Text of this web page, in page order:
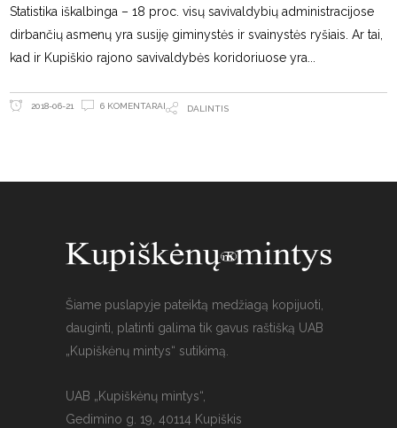
Statistika iškalbinga – 18 proc. visų savivaldybių administracijose
dirbančių asmenų yra susiję giminystės ir svainystės ryšiais. Ar tai,
kad ir Kupiškio rajono savivaldybės koridoriuose yra
2018-06-21 6 KOMENTARAI DALINTIS
Šiame puslapyje pateiktą medžiagą kopijuoti,
dauginti, platinti galima tik gavus raštišką UAB
„Kupiškėnų mintys“ sutikimą.
UAB „Kupiškėnų mintys“,
Gedimino g. 19, 40114 Kupiškis